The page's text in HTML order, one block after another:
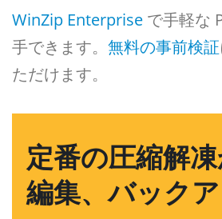
WinZip Enterprise で手軽な
手できます。 無料の事前検証
ただけます。
定番の圧縮解
編集、バック